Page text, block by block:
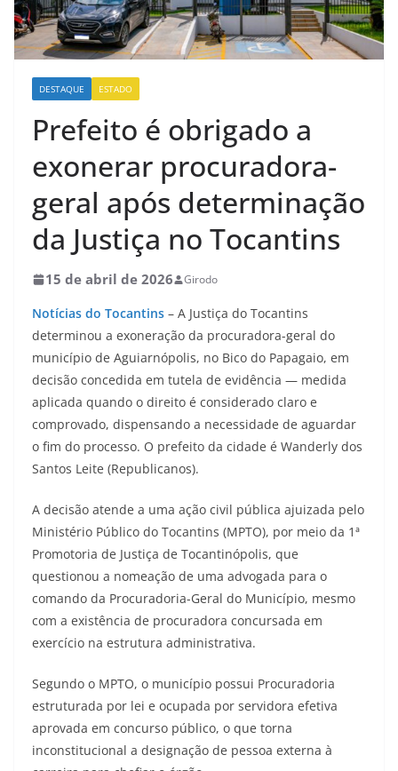
DESTAQUE ESTADO
Prefeito é obrigado a
exonerar procuradora-
geral após determinação
da Justiça no Tocantins
15 de abril de 2026 Girodo
Notícias do Tocantins – A Justiça do Tocantins
determinou a exoneração da procuradora-geral do
município de Aguiarnópolis, no Bico do Papagaio, em
decisão concedida em tutela de evidência — medida
aplicada quando o direito é considerado claro e
comprovado, dispensando a necessidade de aguardar
o fim do processo. O prefeito da cidade é Wanderly dos
Santos Leite (Republicanos).
A decisão atende a uma ação civil pública ajuizada pelo
Ministério Público do Tocantins (MPTO), por meio da 1ª
Promotoria de Justiça de Tocantinópolis, que
questionou a nomeação de uma advogada para o
comando da Procuradoria-Geral do Município, mesmo
com a existência de procuradora concursada em
exercício na estrutura administrativa.
Segundo o MPTO, o município possui Procuradoria
estruturada por lei e ocupada por servidora efetiva
aprovada em concurso público, o que torna
inconstitucional a designação de pessoa externa à